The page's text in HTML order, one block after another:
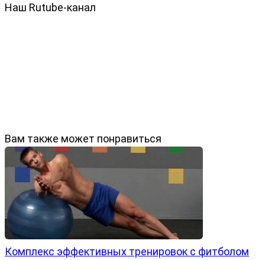
Наш Rutube-канал
Вам также может понравиться
Комплекс эффективных тренировок с фитболом